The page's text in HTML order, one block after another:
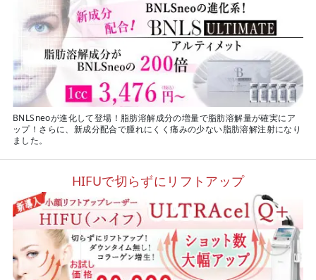
BNLSneoが進化して登場！脂肪溶解成分の増量で脂肪溶解量が確実にア
ップ！さらに、新成分配合で腫れにくく痛みの少ない脂肪溶解注射になり
ました。
HIFUで切らずにリフトアップ